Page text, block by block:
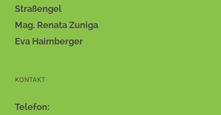
Straßengel
Mag. Renata Zuniga
Eva Haimberger
KONTAKT
Telefon: